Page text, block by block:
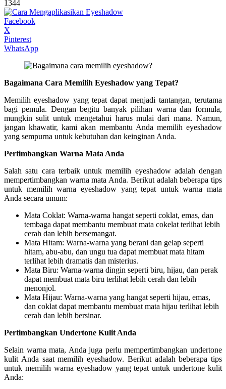
1344
Facebook
X
Pinterest
WhatsApp
Bagaimana Cara Memilih Eyeshadow yang Tepat?
Memilih eyeshadow yang tepat dapat menjadi tantangan, terutama
bagi pemula. Dengan begitu banyak pilihan warna dan formula,
mungkin sulit untuk mengetahui harus mulai dari mana. Namun,
jangan khawatir, kami akan membantu Anda memilih eyeshadow
yang sempurna untuk kebutuhan dan keinginan Anda.
Pertimbangkan Warna Mata Anda
Salah satu cara terbaik untuk memilih eyeshadow adalah dengan
mempertimbangkan warna mata Anda. Berikut adalah beberapa tips
untuk memilih warna eyeshadow yang tepat untuk warna mata
Anda secara umum:
Mata Coklat: Warna-warna hangat seperti coklat, emas, dan
tembaga dapat membantu membuat mata cokelat terlihat lebih
cerah dan lebih bersemangat.
Mata Hitam: Warna-warna yang berani dan gelap seperti
hitam, abu-abu, dan ungu tua dapat membuat mata hitam
terlihat lebih dramatis dan misterius.
Mata Biru: Warna-warna dingin seperti biru, hijau, dan perak
dapat membuat mata biru terlihat lebih cerah dan lebih
menonjol.
Mata Hijau: Warna-warna yang hangat seperti hijau, emas,
dan coklat dapat membantu membuat mata hijau terlihat lebih
cerah dan lebih bersinar.
Pertimbangkan Undertone Kulit Anda
Selain warna mata, Anda juga perlu mempertimbangkan undertone
kulit Anda saat memilih eyeshadow. Berikut adalah beberapa tips
untuk memilih warna eyeshadow yang tepat untuk undertone kulit
Anda: